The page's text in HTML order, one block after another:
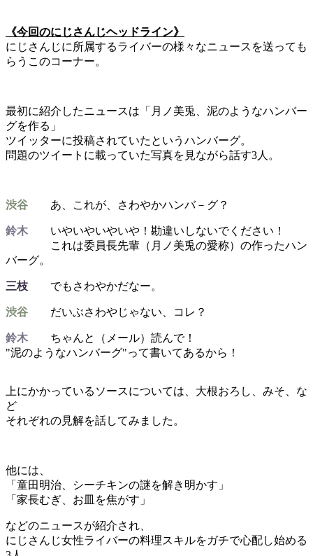
《今回のにじさんじヘッドライン》
にじさんじに所属するライバーの様々なニュースを送っても
らうこのコーナー。
最初に紹介したニュースは「月ノ美兎、泥のようなハンバー
グを作る」
ツイッターに投稿されていたというハンバーグ。
問題のツイートに載っていた写真を見ながら話す3人。
渋谷 あ、これが、さわやかハンバ－グ？
鈴木 いやいやいやいや！勘違いしないでください！
これは委員長先輩（月ノ美兎の愛称）の作ったハン
バーグ。
三枝 でもさわやかだなー。
渋谷 だいぶさわやじゃない、コレ？
鈴木 ちゃんと（メール）読んで！
"泥のようなハンバーグ"って書いてあるから！
上にかかっているソースについては、大根おろし、みそ、な
ど
それぞれの見解を話してみました。
他には、
「童田明治、シーチキンの謎を解き明かす」
「家長むぎ、お皿を焦がす」
などのニュースが紹介され、
にじさんじ女性ライバーの料理スキルをガチで心配し始める